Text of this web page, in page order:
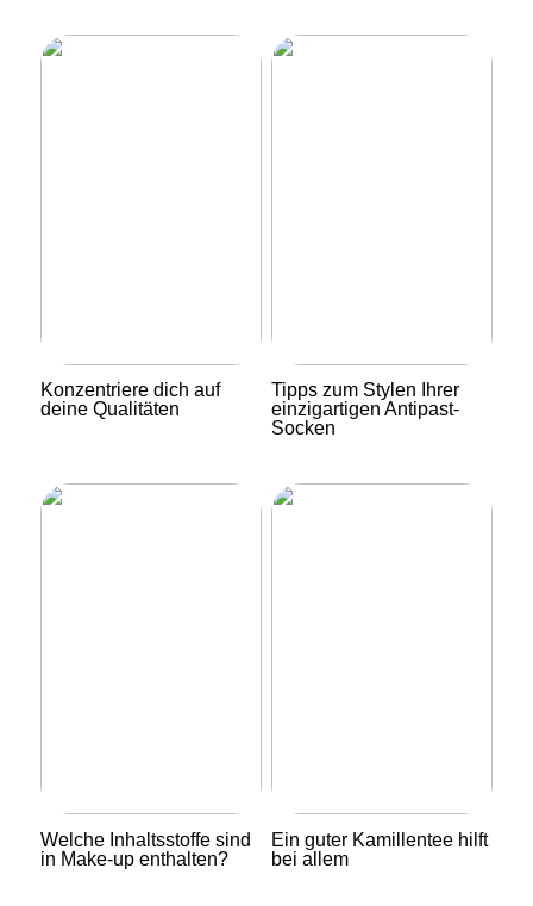
Konzentriere dich auf
deine Qualitäten
Tipps zum Stylen Ihrer
einzigartigen Antipast-
Socken
Welche Inhaltsstoffe sind
in Make-up enthalten?
Ein guter Kamillentee hilft
bei allem